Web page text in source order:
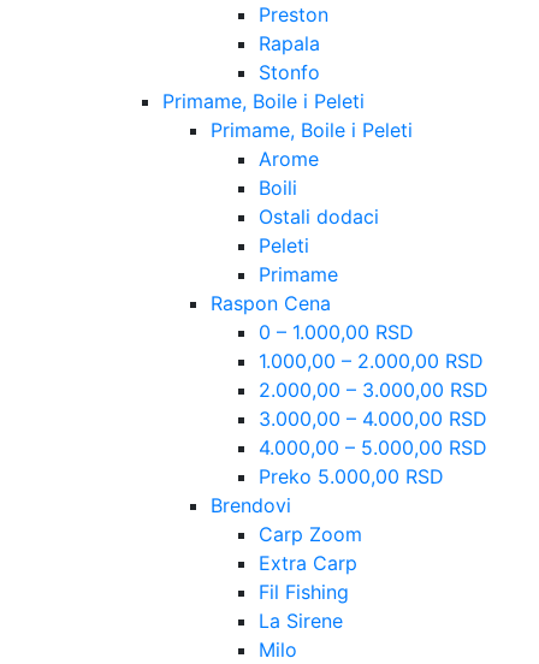
Preston
Rapala
Stonfo
Primame, Boile i Peleti
Primame, Boile i Peleti
Arome
Boili
Ostali dodaci
Peleti
Primame
Raspon Cena
0 – 1.000,00 RSD
1.000,00 – 2.000,00 RSD
2.000,00 – 3.000,00 RSD
3.000,00 – 4.000,00 RSD
4.000,00 – 5.000,00 RSD
Preko 5.000,00 RSD
Brendovi
Carp Zoom
Extra Carp
Fil Fishing
La Sirene
Milo